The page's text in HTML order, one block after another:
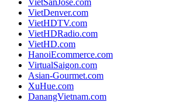
VietDenver.com
VietHDTV.com
VietHDRadio.com
VietHD.com
HanoiEcommerce.com
VirtualSaigon.com
Asian-Gourmet.com
XuHue.com
DanangVietnam.com